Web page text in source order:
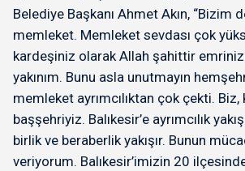
Belediye Başkanı Ahmet Akın, “Bizim
memleket. Memleket sevdası çok
kardeşiniz olarak Allah şahittir
yakınım. Bunu asla unutmayın
memleket ayrımcılıktan çok çekti. Biz,
başşehriyiz. Balıkesir’e ayrımcılık
birlik ve beraberlik yakışır. Bunun
veriyorum. Balıkesir’imizin 20